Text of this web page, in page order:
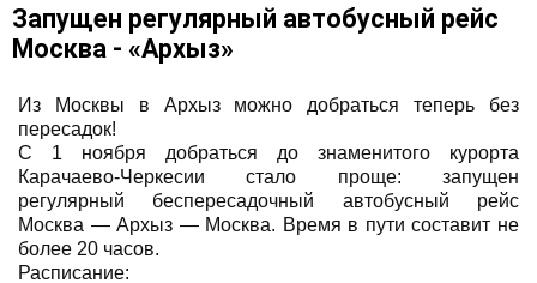
Веб-камеры
Лыжное видео
Запущен регулярный автобусный рейс
Москва - «Архыз»
Из Москвы в Архыз можно добраться теперь без
пересадок!
С 1 ноября добраться до знаменитого курорта
Карачаево-Черкесии стало проще: запущен
регулярный беспересадочный автобусный рейс
Москва — Архыз — Москва. Время в пути составит не
более 20 часов.
Расписание: